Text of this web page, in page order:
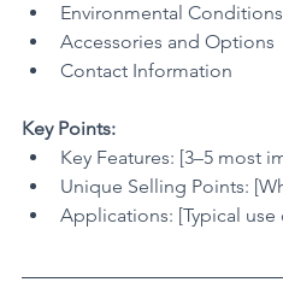
Environmental Conditions
Accessories and Options
Contact Information
Key Points:
Key Features: [3–5 most
Unique Selling Points:
Applications: [Typical use